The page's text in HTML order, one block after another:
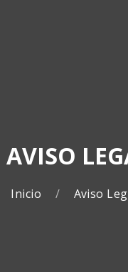
AVISO
Inicio Aviso